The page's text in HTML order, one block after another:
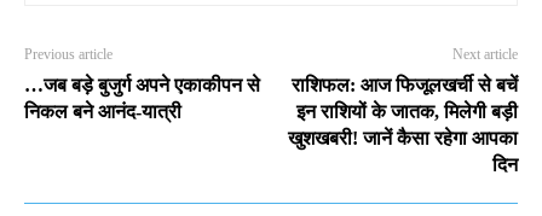
Previous article
…जब बड़े बुजुर्ग अपने एकाकीपन से
निकल बने आनंद-यात्री
Next article
राशिफल: आज फिजूलखर्ची से बचें
इन राशियों के जातक, मिलेगी बड़ी
खुशखबरी! जानें कैसा रहेगा आपका
दिन